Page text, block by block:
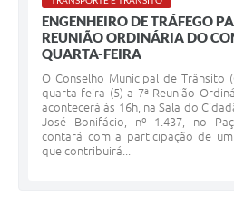
ENGENHEIRO DE TRÁFEGO
REUNIÃO ORDINÁRIA DO
QUARTA-FEIRA
O Conselho Municipal de Trânsito
quarta-feira (5) a 7ª Reunião
acontecerá às 16h, na Sala do
José Bonifácio, nº 1.437, no
contará com a participação de um
que contribuirá...